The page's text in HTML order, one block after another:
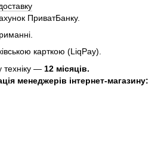
ПриватБанку.
карткою (LiqPay).
техніку — 12 місяців.
менеджерів інтернет-магазину: